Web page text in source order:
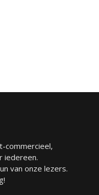
commercieel,
iedereen.
van onze lezers.